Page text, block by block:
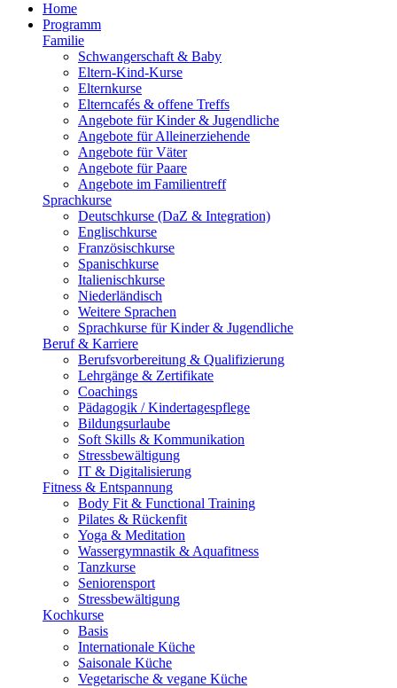
Home
Programm
Familie
Schwangerschaft & Baby
Eltern-Kind-Kurse
Elternkurse
Elterncafés & offene Treffs
Angebote für Kinder & Jugendliche
Angebote für Alleinerziehende
Angebote für Väter
Angebote für Paare
Angebote im Familientreff
Sprachkurse
Deutschkurse (DaZ & Integration)
Englischkurse
Französischkurse
Spanischkurse
Italienischkurse
Niederländisch
Weitere Sprachen
Sprachkurse für Kinder & Jugendliche
Beruf & Karriere
Berufsvorbereitung & Qualifizierung
Lehrgänge & Zertifikate
Coachings
Pädagogik / Kindertagespflege
Bildungsurlaube
Soft Skills & Kommunikation
Stressbewältigung
IT & Digitalisierung
Fitness & Entspannung
Body Fit & Functional Training
Pilates & Rückenfit
Yoga & Meditation
Wassergymnastik & Aquafitness
Tanzkurse
Seniorensport
Stressbewältigung
Kochkurse
Basis
Internationale Küche
Saisonale Küche
Vegetarische & vegane Küche